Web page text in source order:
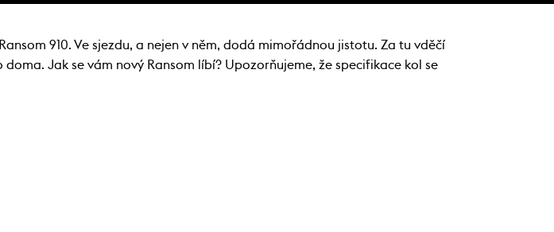
910. Ve sjezdu, a nejen v něm, dodá mimořádnou jistotu. Za tu vděčí
Jak se vám nový Ransom líbí? Upozorňujeme, že specifikace kol se